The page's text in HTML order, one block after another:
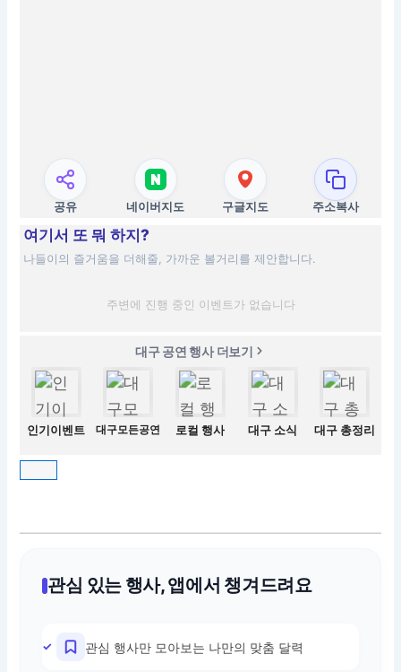
공유 네이버지도 구글지도 주소복사
여기서 또 뭐 하지?
나들이의 즐거움을 더해줄, 가까운 볼거리를 제안합니다.
주변에 진행 중인 이벤트가 없습니다
대구 공연 행사 더보기
인기이벤트 대구모든공연 로컬 행사 대구 소식 대구 총정리
관심 있는 행사, 앱에서 챙겨드려요
관심 행사만 모아보는 나만의 맞춤 달력